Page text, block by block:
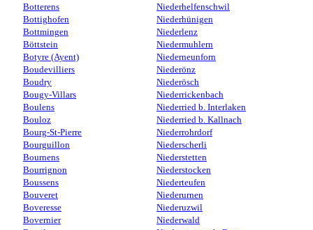
Botterens
Bottighofen
Bottmingen
Böttstein
Botyre (Ayent)
Boudevilliers
Boudry
Bougy-Villars
Boulens
Bouloz
Bourg-St-Pierre
Bourguillon
Bournens
Bourrignon
Boussens
Bouveret
Boveresse
Bovernier
Niederhelfenschwil
Niederhünigen
Niederlenz
Niedermuhlern
Niederneunforn
Niederönz
Niederösch
Niederrickenbach
Niederried b. Interlaken
Niederried b. Kallnach
Niederrohrdorf
Niederscherli
Niederstetten
Niederstocken
Niederteufen
Niederurnen
Niederuzwil
Niederwald